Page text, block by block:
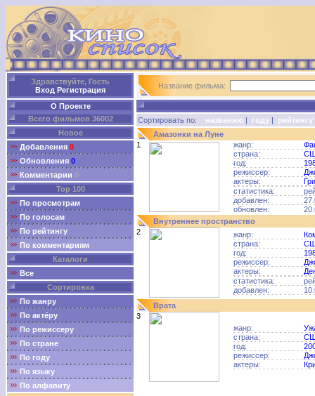
Здравствуйте, Гость
Вход Регистрация
О Проекте
Всего фильмов 36002
Новое
Добавления 0
Обновления 0
Комментарии 0
Top 100
По просмотрам
По голосам
По рейтингу
По комментариям
Каталоги
Все
Сортировка
По жанру
По актёру
По режиссеру
По стране
По году
По языку
По алфавиту
Название фильма:
Сортировать по: названию | году | рейтингу
Амазонки на Луне
1
жанр:
страна:
год:
режиссер:
актеры:
статистика:
добавлен:
обновлен:
Внутреннее пространство
2
жанр:
страна:
год:
режиссер:
актеры:
статистика:
добавлен:
Врата
3
жанр:
страна:
год:
режиссер:
актеры: